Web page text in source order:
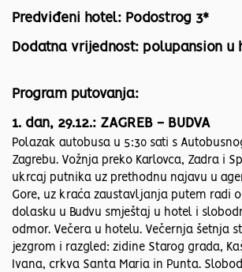
Predviđeni hotel: Podostrog 3*
Dodatna vrijednost: polupansion u
Program putovanja:
1. dan, 29.12.: ZAGREB - BUDVA
Polazak autobusa u 5:30 sati s
Zagrebu. Vožnja preko Karlovca, Zadra i
ukrcaj putnika uz prethodnu najavu u
Gore, uz kraća zaustavljanja putem radi
dolasku u Budvu smještaj u hotel i
odmor. Večera u hotelu. Večernja šetnja
jezgrom i razgled: zidine Starog grada,
Ivana, crkva Santa Maria in Punta.